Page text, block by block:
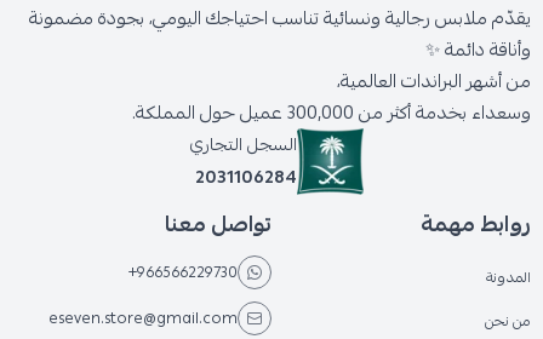
يقدّم ملابس رجالية ونسائية تناسب احتياجك اليومي، بجودة مضمونة
وأناقة دائمة ✨
من أشهر البراندات العالمية،
وسعداء بخدمة أكثر من 300,000 عميل حول المملكة.
السجل التجاري
2031106284
روابط مهمة
المدونة
من نحن
تواصل معنا
+966566229730
eseven.store@gmail.com